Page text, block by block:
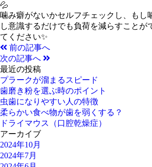
💦
噛み癖がないかセルフチェックし、
もし
し意識するだけでも負荷を減らすことが
てください✨
前の記事へ
次の記事へ
最近の投稿
プラークが溜まるスピード
歯磨き粉を選ぶ時のポイント
虫歯になりやすい人の特徴
柔らかい食べ物が歯を弱くする？
ドライマウス（口腔乾燥症）
アーカイブ
2024年10月
2024年7月